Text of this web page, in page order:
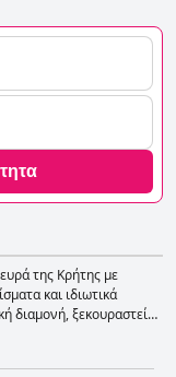
της Κρήτης με
και ιδιωτικά
διαμονή, ξεκουραστείτε
στο σπα και ζήστε τις